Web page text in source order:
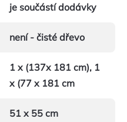
je součástí dodávky
není - čisté dřevo
1 x (137x 181 cm), 1
x (77 x 181 cm
51 x 55 cm